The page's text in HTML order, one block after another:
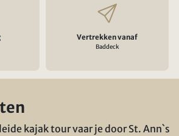
Vertrekken vanaf
Baddeck
kajak tour vaar je door St. Ann`s